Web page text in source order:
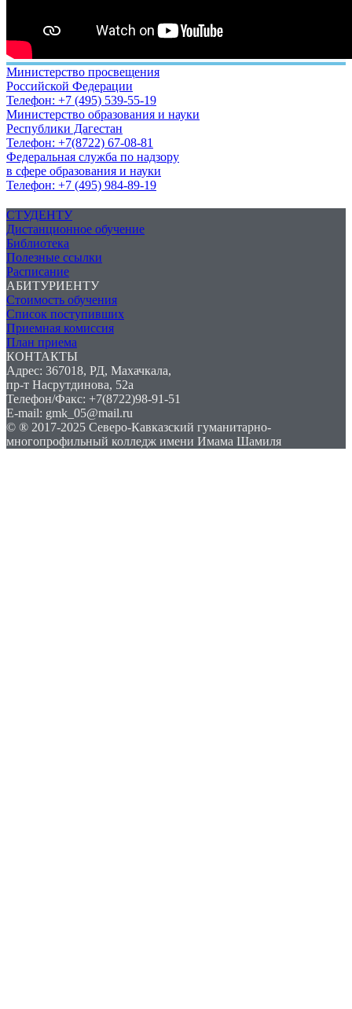
Министерство просвещения
Российской Федерации
Телефон: +7 (495) 539-55-19
Министерство образования и науки
Республики Дагестан
Телефон: +7(8722) 67-08-81
Федеральная служба по надзору
в сфере образования и науки
Телефон: +7 (495) 984-89-19
СТУДЕНТУ
Дистанционное обучение
Библиотека
Полезные ссылки
Расписание
АБИТУРИЕНТУ
Стоимость обучения
Список поступивших
Приемная комиссия
План приема
КОНТАКТЫ
Адрес: 367018, РД, Махачкала,
пр-т Насрутдинова, 52а
Телефон/Факс: +7(8722)98-91-51
E-mail: gmk_05@mail.ru
© ® 2017-2025 Северо-Кавказский гуманитарно-
многопрофильный колледж имени Имама Шамиля